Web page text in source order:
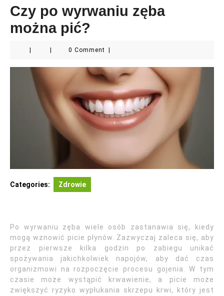
Czy po wyrwaniu zęba
można pić?
0 Comment
Categories: Zdrowie
Po wyrwaniu zęba wiele osób zastanawia się, kiedy
mogą wznowić picie płynów. Zazwyczaj zaleca się, aby
przez pierwsze kilka godzin po zabiegu unikać
spożywania jakichkolwiek napojów, aby dać czas
organizmowi na rozpoczęcie procesu gojenia. W tym
czasie może wystąpić krwawienie, a picie może
zwiększyć ryzyko wypłukania skrzepu krwi, który jest